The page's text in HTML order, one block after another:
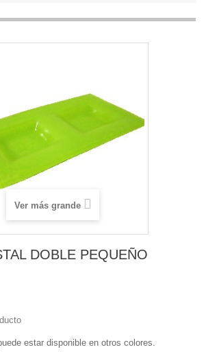
Ver más grande
DOBLE PEQUEÑO
estar disponible en otros colores.